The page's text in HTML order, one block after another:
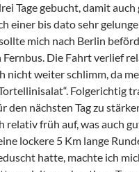
Tage gebucht, damit
einer bis dato sehr
mich nach Berlin
Die Fahrt verlief
nicht weiter schlimm, da
Folgerichtig
den nächsten Tag zu
relativ früh auf, was auch
lockere 5 Km lange
hatte, machte ich